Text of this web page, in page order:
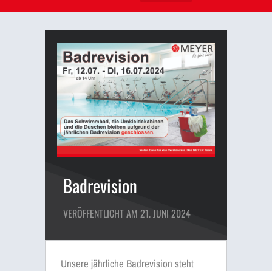
Badrevision
VERÖFFENTLICHT AM 21. JUNI 2024
Unsere jährliche Badrevision steht